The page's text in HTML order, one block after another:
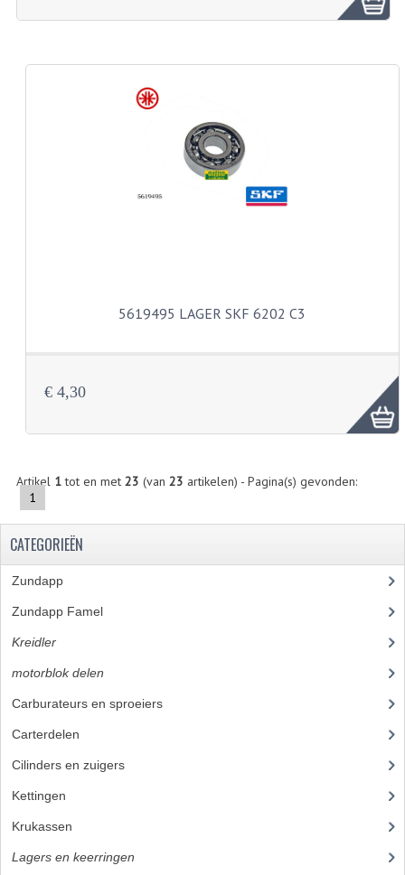
ZUNDAPP ONDERDELEN GEBRUIKT
CADEAUTIPS (NIET ACTIEF)
FRAME ONDERDELEN
MOTOR ONDERDELEN
MOTOR ONDERDELEN
FRAME ONDERDELEN
5619495 LAGER SKF 6202 C3
€ 4,30
Artikel 1tot en met 23 (van 23 artikelen) - Pagina(s) gevonden:
1
CATEGORIEËN
Zundapp
Zundapp Famel
Kreidler
motorblok delen
Carburateurs en sproeiers
Carterdelen
Cilinders en zuigers
Kettingen
Krukassen
Lagers en keerringen